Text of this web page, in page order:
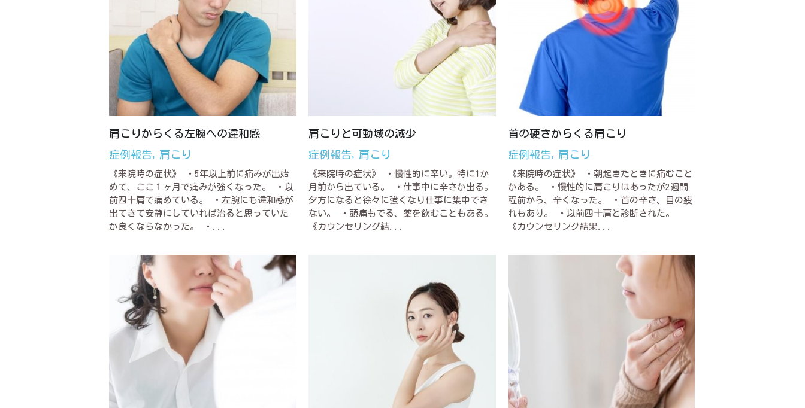
肩こりからくる左腕への違和感
症例報告, 肩こり
《来院時の症状》 ・5年以上前に痛みが出始
めて、ここ１ヶ月で痛みが強くなった。 ・以
前四十肩で痛めている。 ・左腕にも違和感が
出てきて安静にしていれば治ると思っていた
が良くならなかった。 ・...
肩こりと可動域の減少
症例報告, 肩こり
《来院時の症状》 ・慢性的に辛い。特に1か
月前から出ている。 ・仕事中に辛さが出る。
夕方になると徐々に強くなり仕事に集中でき
ない。 ・頭痛もでる、薬を飲むこともある。
《カウンセリング結...
首の硬さからくる肩こり
症例報告, 肩こり
《来院時の症状》 ・朝起きたときに痛むこと
がある。 ・慢性的に肩こりはあったが2週間
程前から、辛くなった。 ・首の辛さ、目の疲
れもあり。 ・以前四十肩と診断された。
《カウンセリング結果...